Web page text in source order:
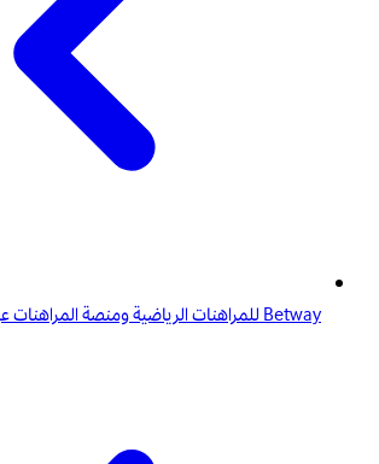
Betway للمراهنات الرياضية ومنصة المراهنات عبر الإنترنت